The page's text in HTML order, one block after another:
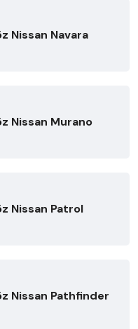
Nissan Navara
Nissan Murano
Nissan Patrol
Nissan Pathfinder